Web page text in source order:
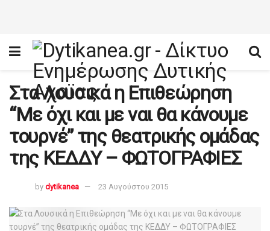
Στα Λουσικά η Επιθεώρηση
“Με όχι και με ναι θα κάνουμε
τουρνέ” της θεατρικής ομάδας
της ΚΕΔΔΥ – ΦΩΤΟΓΡΑΦΙΕΣ
by dytikanea 23 Αυγούστου 2015